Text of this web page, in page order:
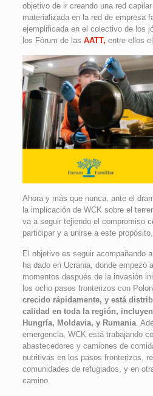
objetivo de ir creando una red
materializada en la red de empresa
ejemplificada en el colectivo de los
los Fórum de las AATT, entre ellos
Ahora y más que nunca, ante el
la implicación de WCK sobre el
va a seguir tejiendo el compromiso
participar y a unirse a este
El objetivo es seguir acompañando
ha dado en Ucrania, donde empezó
momentos después de la invasión
los ocho pasos fronterizos con
crecido rápidamente, y está
calidad en toda la región,
Hungría, Moldavia, y Rumania.
emergencia, WCK está trabajando
abastecedores y camiones de
nutritivas en los pasos fronterizos,
comunidades de refugiados, y en
camino.